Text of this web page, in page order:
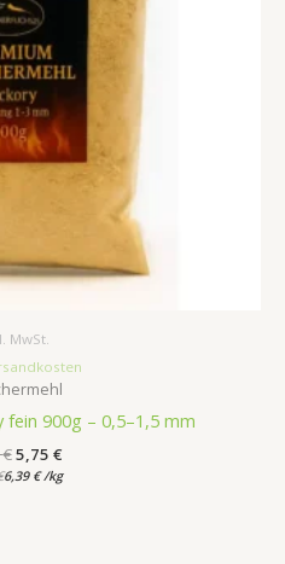
MwSt.
fein 900g – 0,5–1,5 mm
€5,75 €
6,39 € /kg